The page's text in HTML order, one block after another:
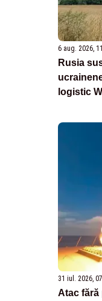
6 aug. 2026,
Rusia
logistic
31 iul. 2026,
Atac fără